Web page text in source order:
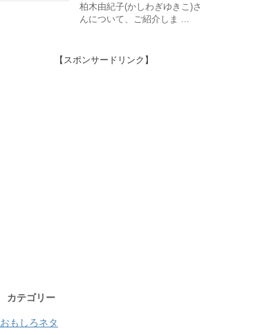
柏木由紀子(かしわぎゆきこ)さ
んについて、ご紹介しま ...
【スポンサードリンク】
カテゴリー
おもしろネタ